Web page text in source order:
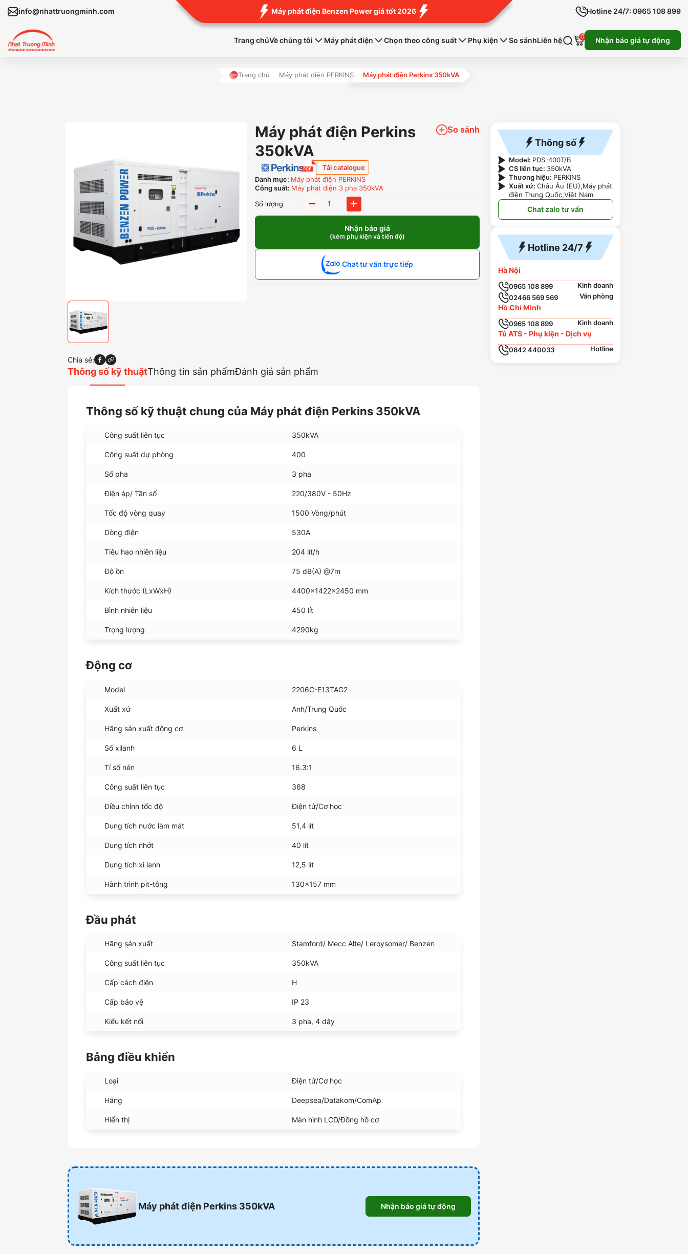
info@nhattruongminh.com Máy phát điện Benzen Power giá tốt 2026 Hotline 24/7: 0965 108 899
Trang chủVề chúng tôi Máy phát điện Chọn theo công suất Phụ kiện So sánhLiên hệ 0 Nhận báo giá tự động
Trang chủ Máy phát điện PERKINS Máy phát điện Perkins 350kVA
Chia sẻ:
Máy phát điện Perkins
350kVA
So sánh
Tải catalogue
Danh mục: Máy phát điện PERKINS
Công suất: Máy phát điện 3 pha 350kVA
Số lượng
Máy
350kVA
số
lượng
Nhận báo giá
(kèm phụ kiện và tiến độ)
Chat tư vấn trực tiếp
Thông số kỹ thuậtThông tin sản phẩmĐánh giá sản phẩm
Thông số kỹ thuật chung của Máy phát điện Perkins 350kVA
Công suất liên tục 350kVA
Công suất dự phòng 400
Số pha 3 pha
Điện áp/ Tần số 220/380V - 50Hz
Tốc độ vòng quay 1500 Vòng/phút
Dòng điện 530A
Tiêu hao nhiên liệu 204 lít/h
Độ ồn 75 dB(A) @7m
Kích thước (LxWxH) 4400x1422x2450 mm
Bình nhiên liệu 450 lít
Trọng lượng 4290kg
Động cơ
Model 2206C-E13TAG2
Xuất xứ Anh/Trung Quốc
Hãng sản xuất động cơ Perkins
Số xilanh 6 L
Tỉ số nén 16.3:1
Công suất liên tục 368
Điều chỉnh tốc độ Điện tử/Cơ học
Dung tích nước làm mát 51,4 lít
Dung tích nhớt 40 lít
Dung tích xi lanh 12,5 lít
Hành trình pit-tông 130×157 mm
Đầu phát
Hãng sản xuất Stamford/ Mecc Alte/ Leroysomer/ Benzen
Công suất liên tục 350kVA
Cấp cách điện H
Cấp bảo vệ IP 23
Kiểu kết nối 3 pha, 4 dây
Bảng điều khiển
Loại Điện tử/Cơ học
Hãng Deepsea/Datakom/ComAp
Hiển thị Màn hình LCD/Đồng hồ cơ
Máy phát điện Perkins 350kVA Nhận báo giá tự động
Thông số
Model: PDS-400T/B
CS liên tục: 350kVA
Thương hiệu: PERKINS
Xuất xứ:Châu Âu (EU),Máy phát
điện Trung Quốc,Việt Nam
Chat zalo tư vấn
Hotline 24/7
Hà Nội
0965 108 899
Kinh doanh
02466 569 569
Văn phòng
Hồ Chí Minh
0965 108 899 Kinh doanh
Tủ ATS - Phụ kiện - Dịch vụ
0842 440033 Hotline